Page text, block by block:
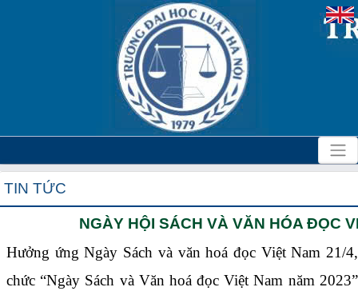
TIN TỨC
NGÀY HỘI SÁCH VÀ VĂN HÓA ĐỌC
Hưởng ứng Ngày Sách và văn hoá đọc Việt Nam
chức “Ngày Sách và Văn hoá đọc Việt Nam năm